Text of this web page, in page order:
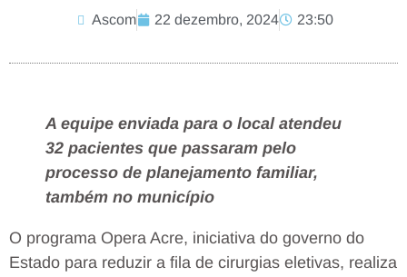
Ascom 22 dezembro, 2024 23:50
A equipe enviada para o local atendeu
32 pacientes que passaram pelo
processo de planejamento familiar,
também no município
O programa Opera Acre, iniciativa do governo do
Estado para reduzir a fila de cirurgias eletivas, realiza